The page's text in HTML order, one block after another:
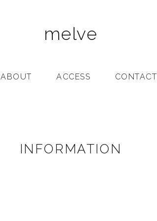
melve
ABOUT ACCESS CONTACT
INFORMATION